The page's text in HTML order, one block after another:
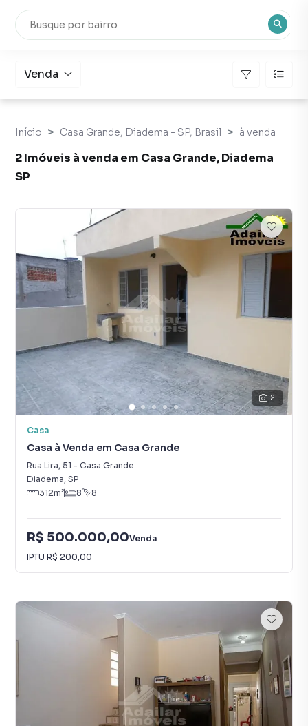
Venda
Início Casa Grande, Diadema - SP, Brasil à venda
2 Imóveis à venda em Casa Grande, Diadema
SP
12
Casa
Casa à Venda em Casa Grande
Rua Lira, 51 - Casa Grande
Diadema, SP
312m² 8 8
R$ 500.000,00Venda
IPTU R$ 200,00